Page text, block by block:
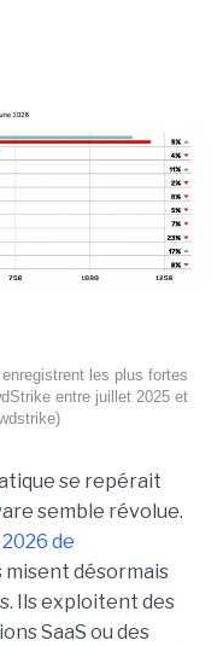
les plus fortes
entre juillet 2025 et
se repérait
semble révolue.
de
misent désormais
Ils exploitent des
SaaS ou des